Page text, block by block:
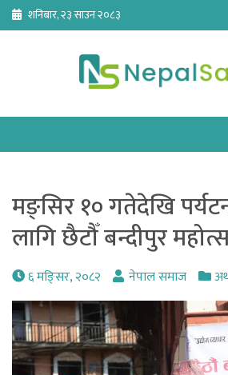
Skip
content
शनिबार, २३ साउन २०८३
मङ्सिर १० गतेदेखि पर्यटन
लागि छैटौँ बन्दीपुर
६ मङि्सर, २०८२ नेपाल समाज